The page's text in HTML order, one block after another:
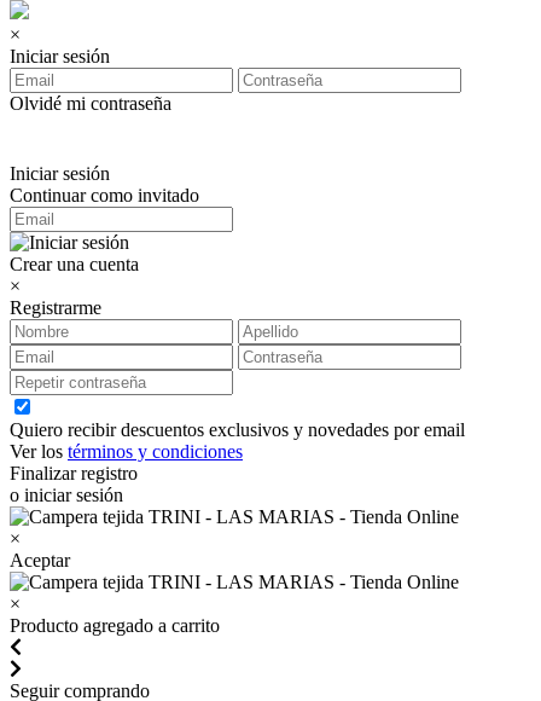
×
Iniciar sesión
Olvidé mi contraseña
Iniciar sesión
Continuar como invitado
Crear una cuenta
×
Registrarme
Quiero recibir descuentos exclusivos y novedades por email
Ver los términos y condiciones
Finalizar registro
o iniciar sesión
×
Aceptar
×
Producto agregado a carrito
Seguir comprando